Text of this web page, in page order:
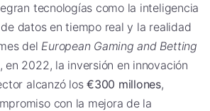
tecnologías como la inteligencia
datos en tiempo real y la realidad
del European Gaming and Betting
, en 2022, la inversión en innovación
alcanzó los€300 millones,
con la mejora de la